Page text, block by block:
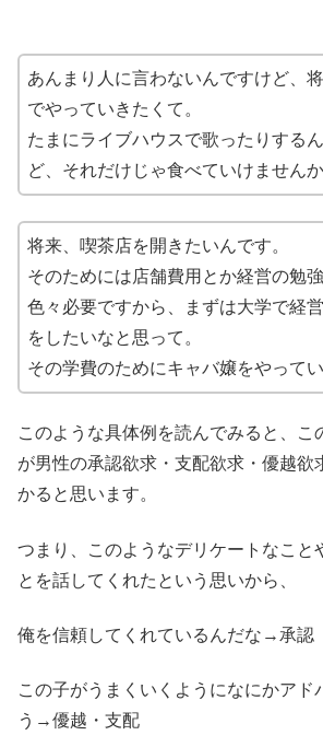
あんまり人に言わないんですけど、
でやっていきたくて。
たまにライブハウスで歌ったりする
ど、それだけじゃ食べていけませんか
将来、喫茶店を開きたいんです。
そのためには店舗費用とか経営の勉
色々必要ですから、まずは大学で経
をしたいなと思って。
その学費のためにキャバ嬢をやってい
このような具体例を読んでみると、こ
が男性の承認欲求・支配欲求・優越欲
かると思います。
つまり、このようなデリケートなこと
とを話してくれたという思いから、
俺を信頼してくれているんだな→承認
この子がうまくいくようになにかアド
う→優越・支配